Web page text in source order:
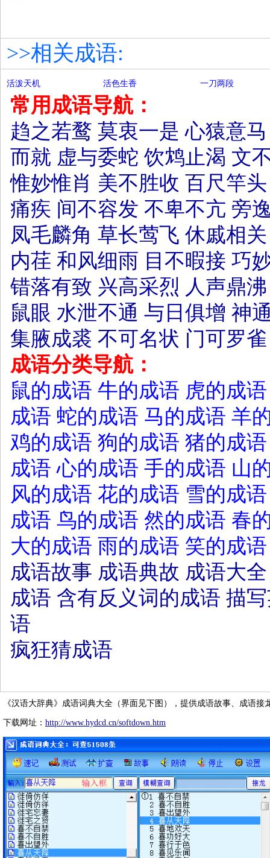
>>相关成语:
活泼天机 活色生香 一刀两段
常用成语导航：
趋之若鹜 莫衷一是 心猿意马
而就 虚与委蛇 饮鸩止渴 文
惟妙惟肖 美不胜收 百尺竿头
痛疾 间不容发 不卑不亢 旁
凤毛麟角 草长莺飞 休戚相关
内荏 和风细雨 目不暇接 巧
错落有致 兴高采烈 人声鼎沸
鼠眼 水泄不通 与日俱增 神
集腋成裘 不可名状 门可罗雀
成语分类导航：
鼠的成语 牛的成语 虎的成语
成语 蛇的成语 马的成语 羊
鸡的成语 狗的成语 猪的成语
成语 心的成语 手的成语 山
风的成语 花的成语 雪的成语
成语 鸟的成语 然的成语 春
大的成语 雨的成语 笑的成语
成语故事 成语典故 成语大全
成语 含有反义词的成语 描
语
疯狂猜成语
《汉语大辞典》成语词典大全（界面见下图），提供成语故事、成语接
下载网址： http://www.hydcd.cn/softdown.htm